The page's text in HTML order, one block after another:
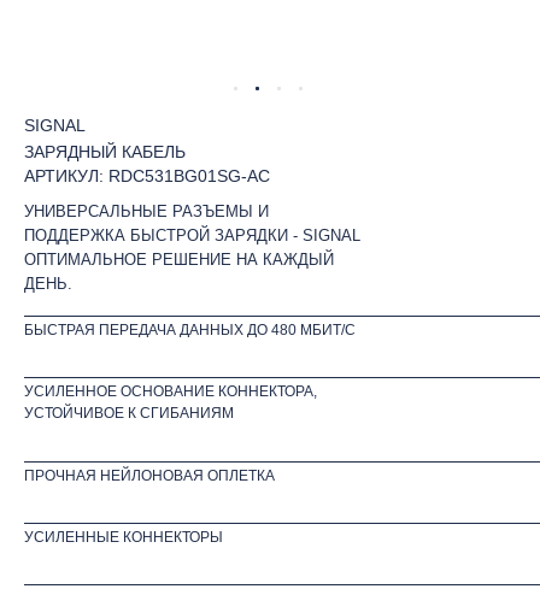
SIGNAL
ЗАРЯДНЫЙ КАБЕЛЬ
УНИВЕРСАЛЬНЫЕ РАЗЪЕМЫ И
ПОДДЕРЖКА БЫСТРОЙ ЗАРЯДКИ - SIGNAL
ОПТИМАЛЬНОЕ РЕШЕНИЕ НА КАЖДЫЙ
ДЕНЬ.
АРТИКУЛ: RDC531BG01SG-AC
ПРОЧНАЯ НЕЙЛОНОВАЯ ОПЛЕТКА
УСИЛЕННОЕ ОСНОВАНИЕ КОННЕКТОРА,
УСТОЙЧИВОЕ К СГИБАНИЯМ
БЫСТРАЯ ПЕРЕДАЧА ДАННЫХ ДО 480 МБИТ/С
УСИЛЕННЫЕ КОННЕКТОРЫ